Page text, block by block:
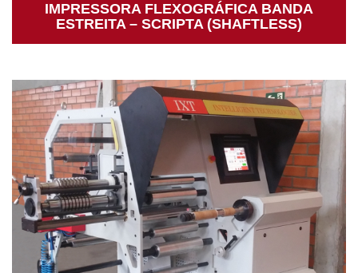
IMPRESSORA FLEXOGRÁFICA BANDA
ESTREITA – SCRIPTA (SHAFTLESS)